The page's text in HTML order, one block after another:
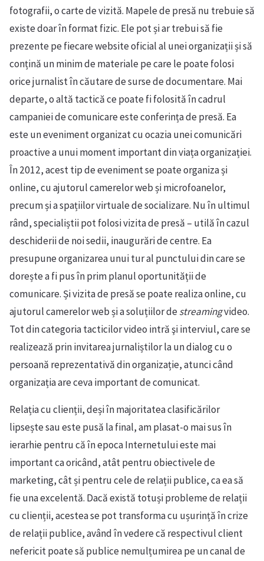
fotografii, o carte de vizită. Mapele de presă nu trebuie să
existe doar în format fizic. Ele pot și ar trebui să fie
prezente pe fiecare website oficial al unei organizații și să
conțină un minim de materiale pe care le poate folosi
orice jurnalist în căutare de surse de documentare. Mai
departe, o altă tactică ce poate fi folosită în cadrul
campaniei de comunicare este conferința de presă. Ea
este un eveniment organizat cu ocazia unei comunicări
proactive a unui moment important din viața organizației.
În 2012, acest tip de eveniment se poate organiza și
online, cu ajutorul camerelor web și microfoanelor,
precum și a spațiilor virtuale de socializare. Nu în ultimul
rând, specialiștii pot folosi vizita de presă – utilă în cazul
deschiderii de noi sedii, inaugurări de centre. Ea
presupune organizarea unui tur al punctului din care se
dorește a fi pus în prim planul oportunității de
comunicare. Și vizita de presă se poate realiza online, cu
ajutorul camerelor web și a soluțiilor destreamingvideo.
Tot din categoria tacticilor video intră şi interviul, care se
realizează prin invitarea jurnaliștilor la un dialog cu o
persoană reprezentativă din organizație, atunci când
organizația are ceva important de comunicat.
Relația cu clienții, deși în majoritatea clasificărilor
lipsește sau este pusă la final, am plasat-o mai sus în
ierarhie pentru că în epoca Internetului este mai
important ca oricând, atât pentru obiectivele de
marketing, cât și pentru cele de relații publice, ca ea să
fie una excelentă. Dacă există totuși probleme de relații
cu clienții, acestea se pot transforma cu ușurință în crize
de relații publice, având în vedere că respectivul client
nefericit poate să publice nemulțumirea pe un canal de